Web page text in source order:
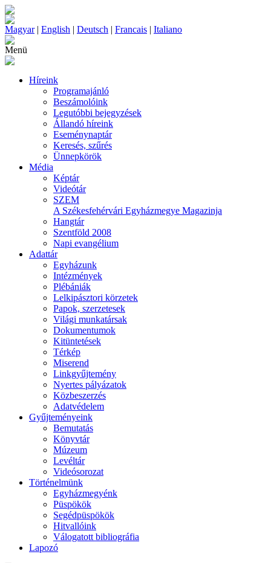
Magyar| English | Deutsch | Francais | Italiano
Menü
Híreink
Programajánló
Beszámolóink
Legutóbbi bejegyzések
Állandó híreink
Eseménynaptár
Keresés, szűrés
Ünnepkörök
Média
Képtár
Videótár
SZEM
A Székesfehérvári Egyházmegye Magazinja
Hangtár
Szentföld 2008
Napi evangélium
Adattár
Egyházunk
Intézmények
Plébániák
Lelkipásztori körzetek
Papok, szerzetesek
Világi munkatársak
Dokumentumok
Kitüntetések
Térkép
Miserend
Linkgyűjtemény
Nyertes pályázatok
Közbeszerzés
Adatvédelem
Gyűjteményeink
Bemutatás
Könyvtár
Múzeum
Levéltár
Videósorozat
Történelmünk
Egyházmegyénk
Püspökök
Segédpüspökök
Hitvallóink
Válogatott bibliográfia
Lapozó